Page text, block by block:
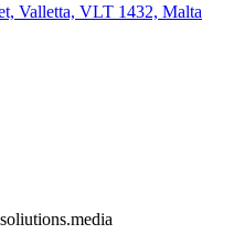
Valletta, VLT 1432, Malta